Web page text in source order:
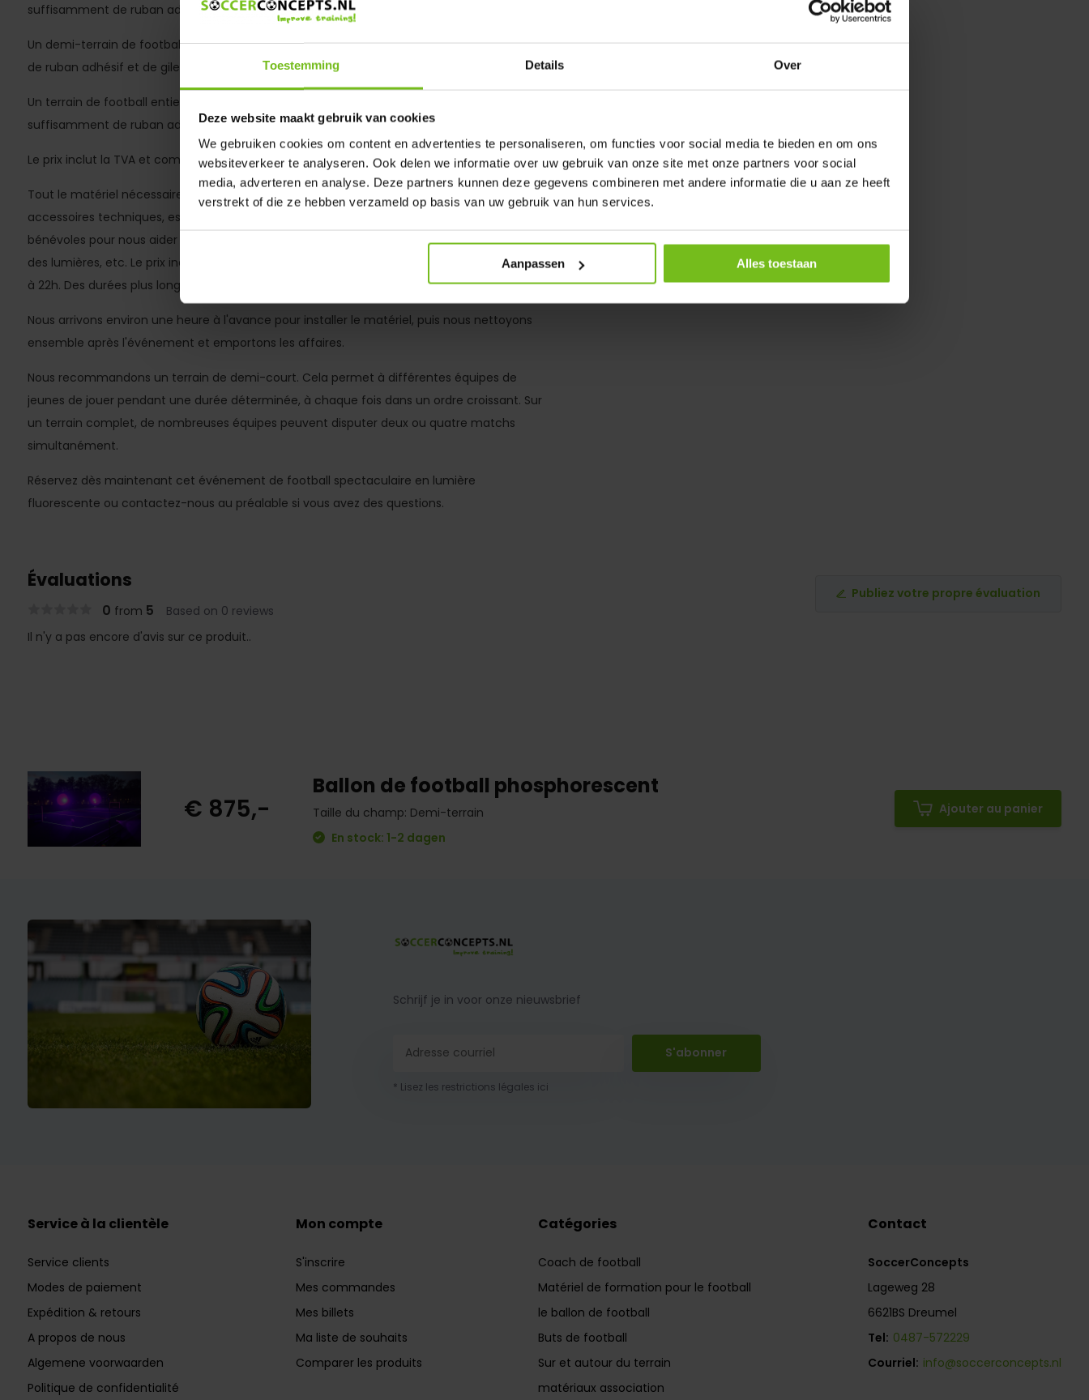
Toestemming Details Over
Deze website maakt gebruik van cookies
We gebruiken cookies om content en advertenties te personaliseren, om functies voor social media te bieden en om ons
websiteverkeer te analyseren. Ook delen we informatie over uw gebruik van onze site met onze partners voor social
media, adverteren en analyse. Deze partners kunnen deze gegevens combineren met andere informatie die u aan ze heeft
verstrekt of die ze hebben verzameld op basis van uw gebruik van hun services.
Aanpassen Alles toestaan
suffisamment de ruban adhésif et de gilets pour 500 €.
Un demi-terrain de football équipé de 12 lampes UV sur trépieds hauts, avec suffisamment
de ruban adhésif et de gilets, pour 875 €.
Un terrain de football entier équipé de 24 lampes UV sur trépieds hauts, avec
suffisamment de ruban adhésif et de gilets, pour 1350 €.
Le prix inclut la TVA et comprend également :
Tout le matériel nécessaire, comme les lumières, le ruban adhésif, les gilets et tous les
accessoires techniques, est fourni. Nous fournissons le matériel et comptons sur les
bénévoles pour nous aider à poser le ruban adhésif. Nous nous chargeons de l'installation
des lumières, etc. Le prix indiqué correspond à une durée de 4 heures, par exemple de 18h
à 22h. Des durées plus longues ou plus courtes sont possibles sur demande.
Nous arrivons environ une heure à l'avance pour installer le matériel, puis nous nettoyons
ensemble après l'événement et emportons les affaires.
Nous recommandons un terrain de demi-court. Cela permet à différentes équipes de
jeunes de jouer pendant une durée déterminée, à chaque fois dans un ordre croissant. Sur
un terrain complet, de nombreuses équipes peuvent disputer deux ou quatre matchs
simultanément.
Réservez dès maintenant cet événement de football spectaculaire en lumière
fluorescente ou contactez-nous au préalable si vous avez des questions.
Évaluations
0 from 5 Based on 0 reviews
Publiez votre propre évaluation
Il n'y a pas encore d'avis sur ce produit..
€ 875,-
Ballon de football phosphorescent
Taille du champ: Demi-terrain
En stock: 1-2 dagen
Ajouter au panier
Schrijf je in voor onze nieuwsbrief
S'abonner
* Lisez les restrictions légales ici
Service à la clientèle
Service clients
Modes de paiement
Expédition & retours
A propos de nous
Algemene voorwaarden
Politique de confidentialité
Mon compte
S'inscrire
Mes commandes
Mes billets
Ma liste de souhaits
Comparer les produits
Catégories
Coach de football
Matériel de formation pour le football
le ballon de football
Buts de football
Sur et autour du terrain
matériaux association
Contact
SoccerConcepts
Lageweg 28
6621BS Dreumel
Tel: 0487-572229
Courriel: info@soccerconcepts.nl